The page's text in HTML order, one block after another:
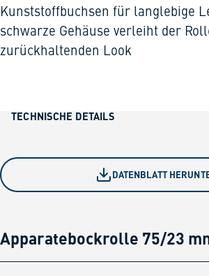
Kunststoffbuchsen für langlebige
schwarze Gehäuse verleiht der
zurückhaltenden Look
TECHNISCHE DETAILS
DATENBLATT
Apparatebockrolle 75/23